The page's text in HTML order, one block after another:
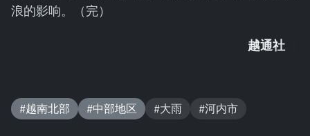
浪的影响。（完）
越通社
#越南北部 #中部地区 #大雨 #河内市